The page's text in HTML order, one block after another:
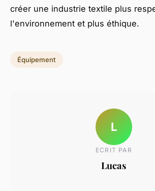
créer une industrie textile plus
l'environnement et plus éthique.
Équipement
L
ECRIT PAR
Lucas